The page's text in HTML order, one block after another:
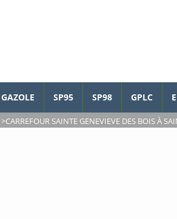
GAZOLE SP95 SP98 GPLC
>CARREFOUR SAINTE GENEVIEVE DES BOIS À